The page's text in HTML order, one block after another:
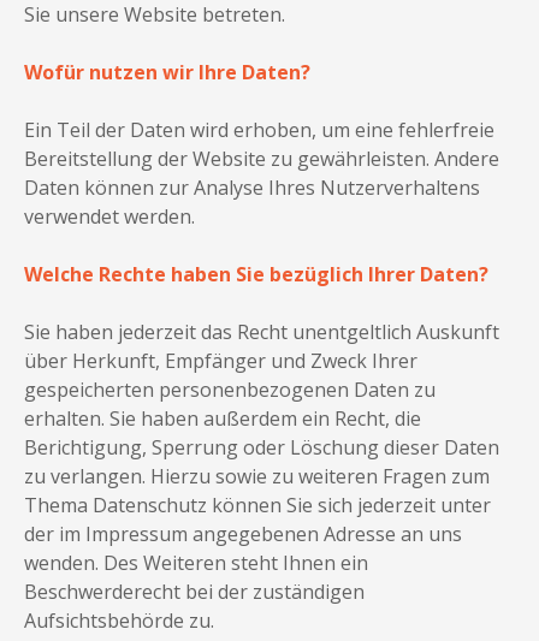
Sie unsere Website betreten.
Wofür nutzen wir Ihre Daten?
Ein Teil der Daten wird erhoben, um eine fehlerfreie
Bereitstellung der Website zu gewährleisten. Andere
Daten können zur Analyse Ihres Nutzerverhaltens
verwendet werden.
Welche Rechte haben Sie bezüglich Ihrer Daten?
Sie haben jederzeit das Recht unentgeltlich Auskunft
über Herkunft, Empfänger und Zweck Ihrer
gespeicherten personenbezogenen Daten zu
erhalten. Sie haben außerdem ein Recht, die
Berichtigung, Sperrung oder Löschung dieser Daten
zu verlangen. Hierzu sowie zu weiteren Fragen zum
Thema Datenschutz können Sie sich jederzeit unter
der im Impressum angegebenen Adresse an uns
wenden. Des Weiteren steht Ihnen ein
Beschwerderecht bei der zuständigen
Aufsichtsbehörde zu.